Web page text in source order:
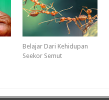
Belajar Dari Kehidupan
Seekor Semut